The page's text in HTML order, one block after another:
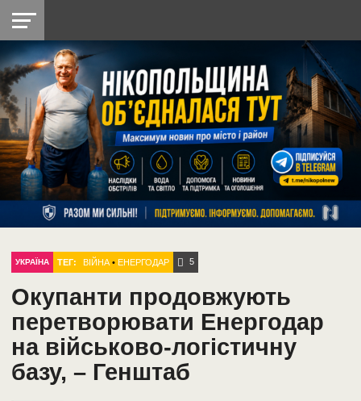
НІКОПОЛЬ
РАЙОН
СІЧЕСЛАВСЬКА
УКРАЇНА
РЕТРО
НІКОПОЛЬ
ЛАЙТ
УКРАЇНА
ДОПОМОГА
РАДІО
УКРАЇНА ТЕГ: ВІЙНА •ЕНЕРГОДАР 5
Окупанти продовжують
перетворювати Енергодар
на військово-логістичну
базу, – Генштаб